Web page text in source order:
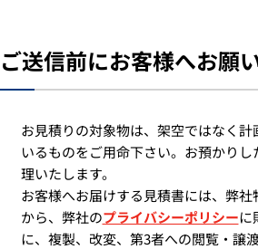
ご送信前にお客様へお願
お見積りの対象物は、架空ではなく
いるものをご用命下さい。お預かり
理いたします。
お客様へお届けする見積書には、弊
から、弊社のプライバシーポリシーに
に、複製、改変、第3者への閲覧・譲